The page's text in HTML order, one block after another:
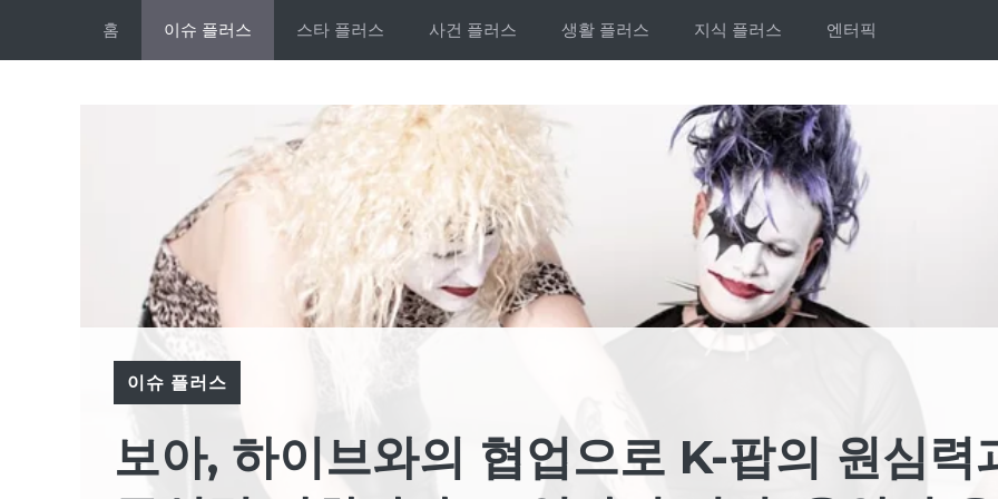
홈 이슈 플러스 스타 플러스 사건 플러스 생활 플러스 지식 플러스 엔터픽
이슈 플러스
보아, 하이브와의 협업으로 K-팝의 원심력